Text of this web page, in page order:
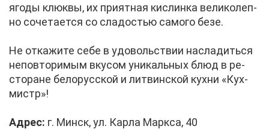
яго­ды клюк­вы, их при­ят­ная кис­лин­ка ве­ли­ко­леп­
но со­че­та­ет­ся со сла­до­стью са­мо­го бе­зе.
Не от­ка­жи­те се­бе в удо­воль­ствии на­сла­дить­ся
непо­вто­ри­мым вку­сом уни­каль­ных блюд в ре­
сто­ране бе­ло­рус­ской и лит­вин­ской кух­ни «Кух­
мистр»!
Ад­рес: г. Минск, ул. Кар­ла Марк­са, 40